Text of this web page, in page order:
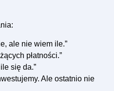
ale nie wiem ile.”
płatności.”
się da.”
Ale ostatnio nie